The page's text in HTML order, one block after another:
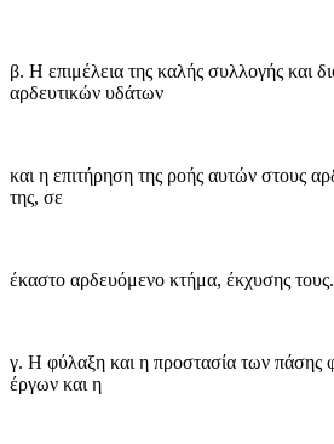
β. Η επιμέλεια της καλής συλλογής και
αρδευτικών υδάτων
και η επιτήρηση της ροής αυτών στους
της, σε
έκαστο αρδευόμενο κτήμα, έκχυσης τους.
γ. Η φύλαξη και η προστασία των πάσης
έργων και η